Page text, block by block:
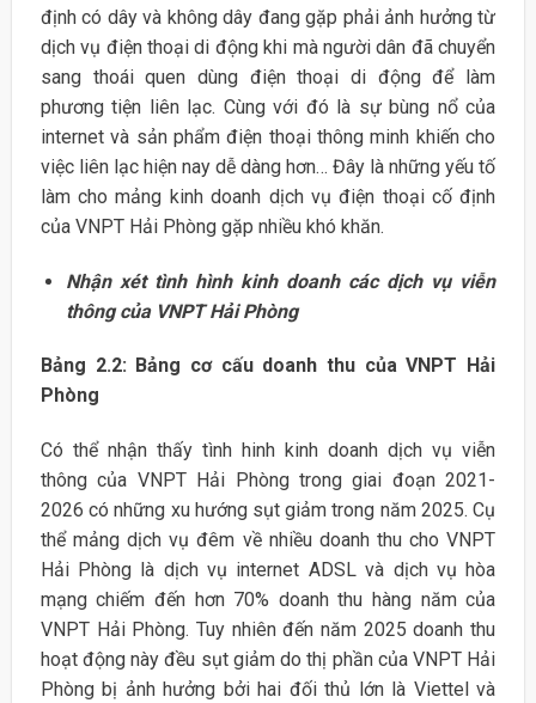
định có dây và không dây đang gặp phải ảnh hưởng từ
dịch vụ điện thoại di động khi mà người dân đã chuyển
sang thoái quen dùng điện thoại di động để làm
phương tiện liên lạc. Cùng với đó là sự bùng nổ của
internet và sản phẩm điện thoại thông minh khiến cho
việc liên lạc hiện nay dễ dàng hơn… Đây là những yếu tố
làm cho mảng kinh doanh dịch vụ điện thoại cố định
của VNPT Hải Phòng gặp nhiều khó khăn.
Nhận xét tình hình kinh doanh các dịch vụ viễn
thông của VNPT Hải Phòng
Bảng 2.2: Bảng cơ cấu doanh thu của VNPT Hải
Phòng
Có thể nhận thấy tình hinh kinh doanh dịch vụ viễn
thông của VNPT Hải Phòng trong giai đoạn 2021-
2026 có những xu hướng sụt giảm trong năm 2025. Cụ
thể mảng dịch vụ đêm về nhiều doanh thu cho VNPT
Hải Phòng là dịch vụ internet ADSL và dịch vụ hòa
mạng chiếm đến hơn 70% doanh thu hàng năm của
VNPT Hải Phòng. Tuy nhiên đến năm 2025 doanh thu
hoạt động này đều sụt giảm do thị phần của VNPT Hải
Phòng bị ảnh hưởng bởi hai đối thủ lớn là Viettel và